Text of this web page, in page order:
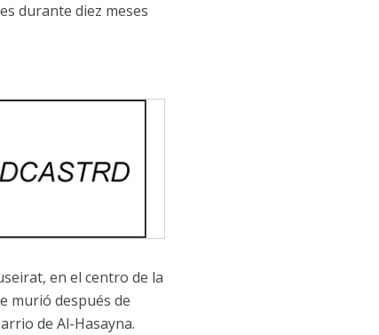
durante diez meses
en el centro de la
murió después de
de Al-Hasayna.